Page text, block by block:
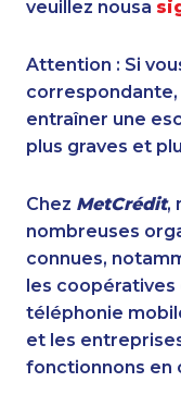
veuillez nousa
Attention : Si
entraîner une
plus graves et
Chez MetCrédit,
nombreuses
connues,
les
téléphonie
et les
fonctionnons en